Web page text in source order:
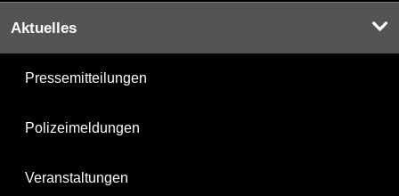
Aktuelles
Pressemitteilungen
Polizeimeldungen
Veranstaltungen